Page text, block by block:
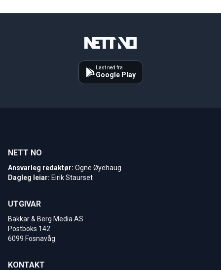
Last ned fra
Google Play
NETT NO
Ansvarleg redaktør: Ogne Øyehaug
Dagleg leiar: Eirik Staurset
UTGIVAR
Bakkar & Berg Media AS
Postboks 142
6099 Fosnavåg
KONTAKT